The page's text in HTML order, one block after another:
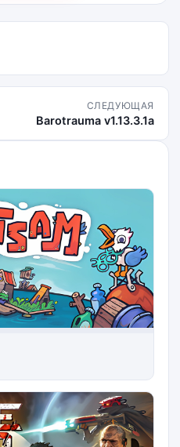
СЛЕДУЮЩАЯ
Barotrauma v1.13.3.1a